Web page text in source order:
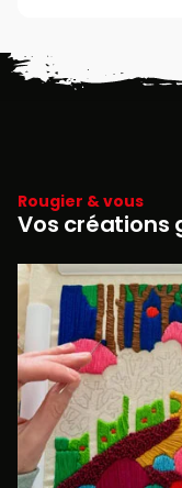
Rougier & vous
Vos créations